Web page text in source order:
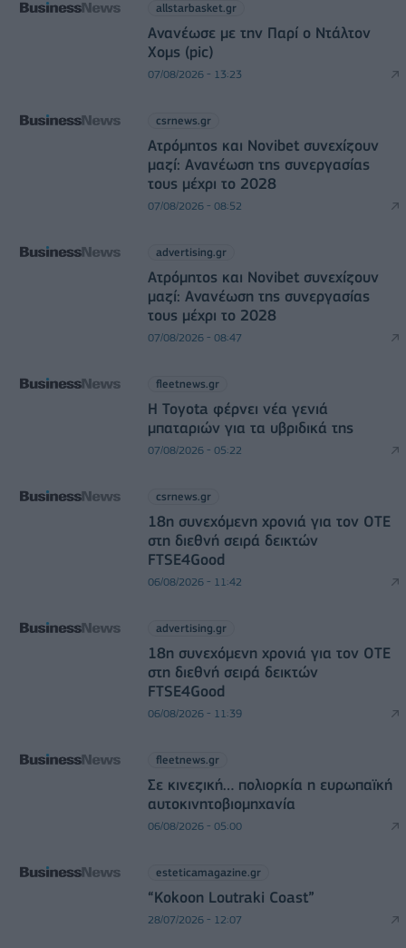
allstarbasket.gr
Ανανέωσε με την Παρί ο Ντάλτον
Χομς (pic)
07/08/2026 - 13:23
csrnews.gr
Ατρόμητος και Novibet συνεχίζουν
μαζί: Ανανέωση της συνεργασίας
τους μέχρι το 2028
07/08/2026 - 08:52
advertising.gr
Ατρόμητος και Novibet συνεχίζουν
μαζί: Ανανέωση της συνεργασίας
τους μέχρι το 2028
07/08/2026 - 08:47
fleetnews.gr
Η Toyota φέρνει νέα γενιά
μπαταριών για τα υβριδικά της
07/08/2026 - 05:22
csrnews.gr
18η συνεχόμενη χρονιά για τον ΟΤΕ
στη διεθνή σειρά δεικτών
FTSE4Good
06/08/2026 - 11:42
advertising.gr
18η συνεχόμενη χρονιά για τον ΟΤΕ
στη διεθνή σειρά δεικτών
FTSE4Good
06/08/2026 - 11:39
fleetnews.gr
Σε κινεζική… πολιορκία η ευρωπαϊκή
αυτοκινητοβιομηχανία
06/08/2026 - 05:00
esteticamagazine.gr
“Kokoon Loutraki Coast”
28/07/2026 - 12:07